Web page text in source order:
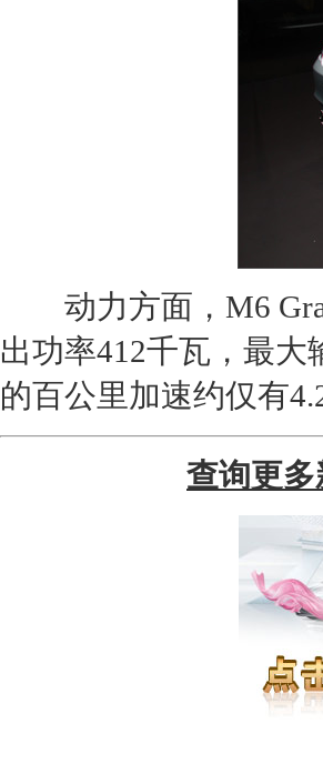
动力方面， M6
出功率412千瓦，最大
的百公里加速约仅有
查询更